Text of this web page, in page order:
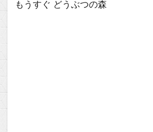
もうすぐ どうぶつの森